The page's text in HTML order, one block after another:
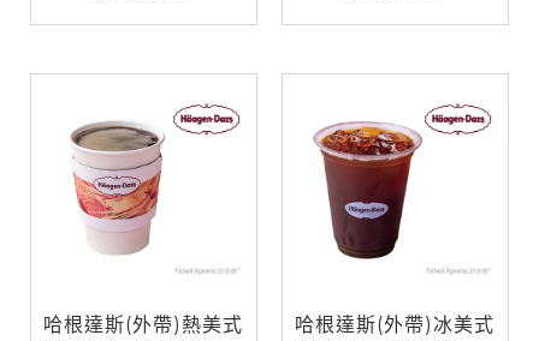
哈根達斯(外帶)熱美式
哈根達斯(外帶)冰美式